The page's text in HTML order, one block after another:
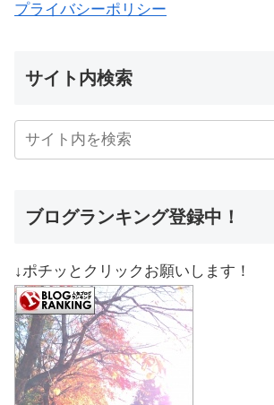
プライバシーポリシー
サイト内検索
ブログランキング登録中！
↓ポチッとクリックお願いします！